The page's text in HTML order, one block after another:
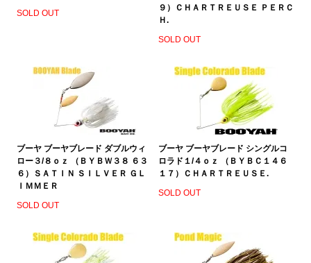
SOLD OUT
９）ＣＨＡＲＴＲＥＵＳＥ ＰＥＲＣ
Ｈ.
SOLD OUT
ブーヤ ブーヤブレード ダブルウィ
ロー３/８ｏｚ （ＢＹＢＷ３８ ６３
６）ＳＡＴＩＮ ＳＩＬＶＥＲ ＧＬ
ＩＭＭＥＲ
SOLD OUT
ブーヤ ブーヤブレード シングルコ
ロラド１/４ｏｚ （ＢＹＢＣ１４６
１７）ＣＨＡＲＴＲＥＵＳＥ.
SOLD OUT